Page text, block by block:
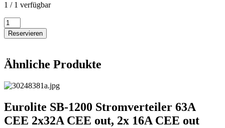
1 / 1 verfügbar
SweetPro
STV-
32
IN:
-
6x
Schuko
Menge
Reservieren
Ähnliche Produkte
Eurolite SB-1200 Stromverteiler 63A
CEE 2x32A CEE out, 2x 16A CEE out